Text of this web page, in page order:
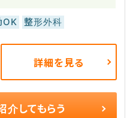
OK 整形外科
詳細を見る
介してもらう